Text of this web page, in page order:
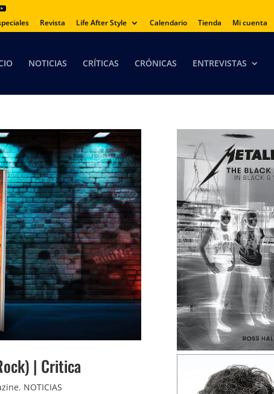
Revista Life After Style Calendario Tienda Mi cuenta
NOTICIAS CRÍTICAS CRÓNICAS ENTREVISTAS
| Critica
, NOTICIAS